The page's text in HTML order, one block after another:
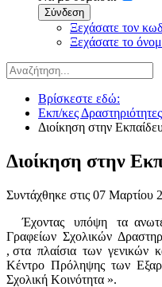
Σύνδεση
Ξεχάσατε τον
Ξεχάσατε το
Βρίσκεστε εδώ:
Εκπ/κες Δραστηριότητες
Διοίκηση στην
Διοίκηση στην
Συντάχθηκε στις 07 Μαρτίου
Έχοντας υπόψη τα
Γραφείων Σχολικών
, στα πλαίσια των γενικών
Κέντρο Πρόληψης των
Σχολική Κοινότητα ».